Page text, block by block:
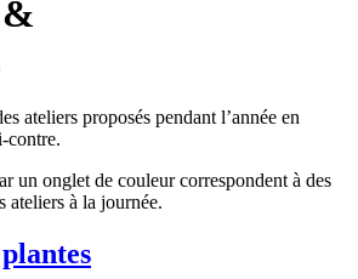
&
ateliers proposés pendant l’année en
contre.
un onglet de couleurcorrespondent à des
ateliers à la journée.